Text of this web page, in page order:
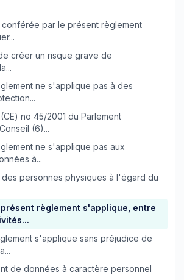
par le présent règlement
créer un risque grave de
ne s'applique pas à des
no 45/2001 du Parlement
(6)...
ne s'applique pas aux
à...
personnes physiques à l'égard du
règlement s'applique, entre
s'applique sans préjudice de
de données à caractère personnel